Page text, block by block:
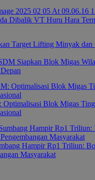
Dibalik VT Huru Hara
Siapkan Blok Migas
Blok Migas
Hampir Rp1 Triliun:
Masyarakat